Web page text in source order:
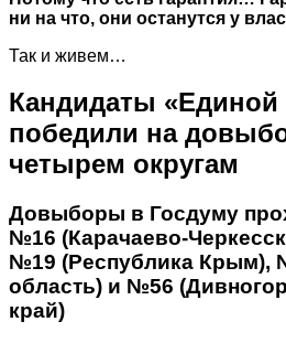
ни на что, они останутся у
Так и живем…
Кандидаты «Единой
победили на
четырем округам
Довыборы в Госдуму
№16 (Карачаево-
№19 (Республика Крым),
область) и №56
край)